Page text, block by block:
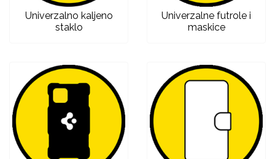
Univerzalno kaljeno
staklo
Univerzalne futrole i
maskice
Svemirska kolekcija Valentinovo
Love motivi I Need Some Space